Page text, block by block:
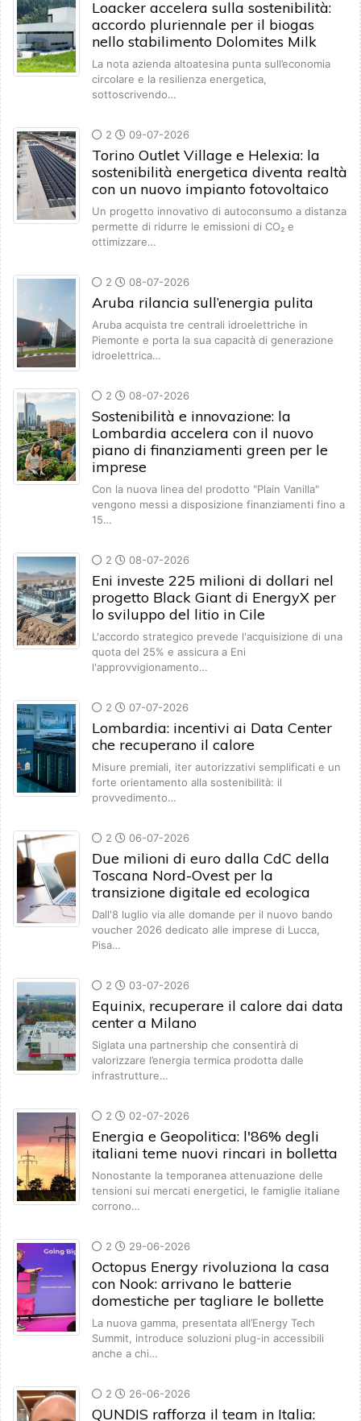
Loacker accelera sulla sostenibilità:
accordo pluriennale per il biogas
nello stabilimento Dolomites Milk
La nota azienda altoatesina punta sull’economia
circolare e la resilienza energetica,
sottoscrivendo…
2 09-07-2026
Torino Outlet Village e Helexia: la
sostenibilità energetica diventa realtà
con un nuovo impianto fotovoltaico
Un progetto innovativo di autoconsumo a distanza
permette di ridurre le emissioni di CO₂ e
ottimizzare…
2 08-07-2026
Aruba rilancia sull’energia pulita
Aruba acquista tre centrali idroelettriche in
Piemonte e porta la sua capacità di generazione
idroelettrica…
2 08-07-2026
Sostenibilità e innovazione: la
Lombardia accelera con il nuovo
piano di finanziamenti green per le
imprese
Con la nuova linea del prodotto "Plain Vanilla"
vengono messi a disposizione finanziamenti fino a
15…
2 08-07-2026
Eni investe 225 milioni di dollari nel
progetto Black Giant di EnergyX per
lo sviluppo del litio in Cile
L'accordo strategico prevede l'acquisizione di una
quota del 25% e assicura a Eni
l'approvvigionamento…
2 07-07-2026
Lombardia: incentivi ai Data Center
che recuperano il calore
Misure premiali, iter autorizzativi semplificati e un
forte orientamento alla sostenibilità: il
provvedimento…
2 06-07-2026
Due milioni di euro dalla CdC della
Toscana Nord-Ovest per la
transizione digitale ed ecologica
Dall'8 luglio via alle domande per il nuovo bando
voucher 2026 dedicato alle imprese di Lucca,
Pisa…
2 03-07-2026
Equinix, recuperare il calore dai data
center a Milano
Siglata una partnership che consentirà di
valorizzare l’energia termica prodotta dalle
infrastrutture…
2 02-07-2026
Energia e Geopolitica: l'86% degli
italiani teme nuovi rincari in bolletta
Nonostante la temporanea attenuazione delle
tensioni sui mercati energetici, le famiglie italiane
corrono…
2 29-06-2026
Octopus Energy rivoluziona la casa
con Nook: arrivano le batterie
domestiche per tagliare le bollette
La nuova gamma, presentata all’Energy Tech
Summit, introduce soluzioni plug-in accessibili
anche a chi…
2 26-06-2026
QUNDIS rafforza il team in Italia: